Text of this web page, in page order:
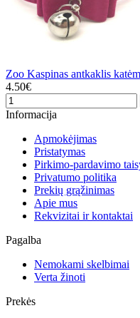
Zoo Kaspinas antkaklis
4.50€
Informacija
Apmokėjimas
Pristatymas
Pirkimo-pardavimo
Privatumo politika
Prekių grąžinimas
Apie mus
Rekvizitai ir kontaktai
Pagalba
Nemokami skelbimai
Verta žinoti
Prekės